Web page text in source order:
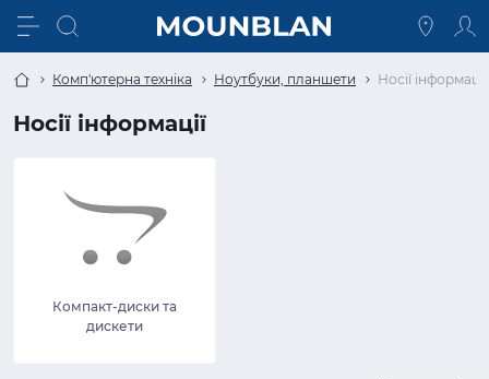
Комп'ютерна техніка Ноутбуки, планшети Носії інформації
Носії інформації
Компакт-диски та
дискети